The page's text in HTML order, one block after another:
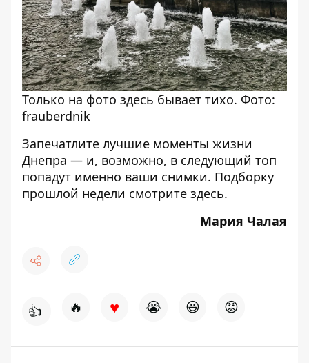
Только на фото здесь бывает тихо. Фото:
frauberdnik
Запечатлите лучшие моменты жизни
Днепра — и, возможно, в следующий топ
попадут именно ваши снимки. Подборку
прошлой недели смотрите здесь.
Мария Чалая
👍 🔥 ♥ 😭 😆 😡